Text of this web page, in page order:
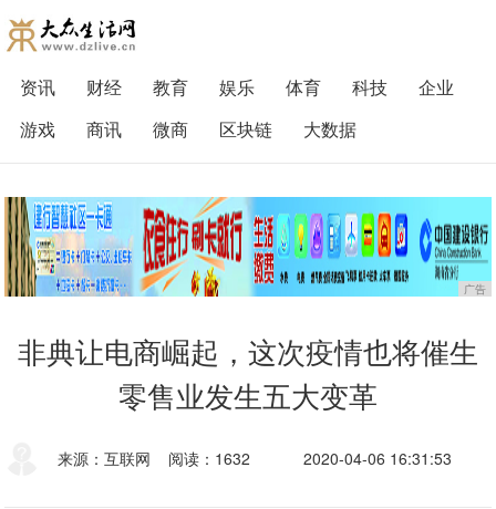
资讯 财经 教育 娱乐 体育 科技
企业
游戏
商讯 微商 区块链 大数据
广告
非典让电商崛起，这次疫情也将催生
零售业发生五大变革
来源：互联网 阅读：1632 2020-04-06 16:31:53